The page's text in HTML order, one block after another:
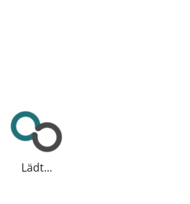
Lädt...